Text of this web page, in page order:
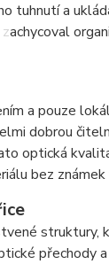
tuhnutí a
a pouze
dobrou
optická
bez
přechody